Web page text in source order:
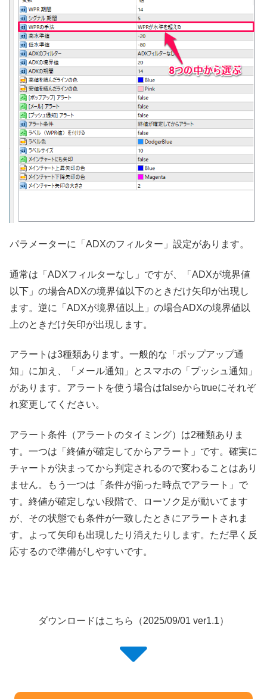
パラメーターに「ADXのフィルター」設定があります。
通常は「ADXフィルターなし」ですが、「ADXが境界値
以下」の場合ADXの境界値以下のときだけ矢印が出現し
ます。逆に「ADXが境界値以上」の場合ADXの境界値以
上のときだけ矢印が出現します。
アラートは3種類あります。一般的な「ポップアップ通
知」に加え、「メール通知」とスマホの「プッシュ通知」
があります。アラートを使う場合はfalseからtrueにそれぞ
れ変更してください。
アラート条件（アラートのタイミング）は2種類ありま
す。一つは「終値が確定してからアラート」です。確実に
チャートが決まってから判定されるので変わることはあり
ません。もう一つは「条件が揃った時点でアラート」で
す。終値が確定しない段階で、ローソク足が動いてます
が、その状態でも条件が一致したときにアラートされま
す。よって矢印も出現したり消えたりします。ただ早く反
応するので準備がしやすいです。
ダウンロードはこちら（2025/09/01 ver1.1）